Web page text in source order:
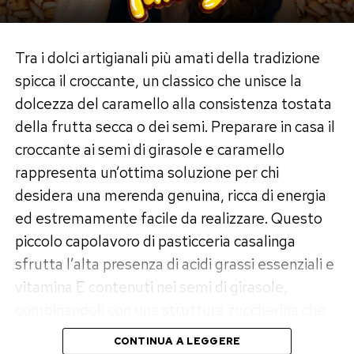
da chef, ma il successo visivo e gustativo è
assicurato.
Gli ingredienti per 4 persone
250 gdi formaggio Halloumi
Fette spesse di anguria (polpa soda e priva di semi)
Un mazzetto di foglie di menta fresca
Olio extravergine d’oliva q.b.
Spiedini di legno (lasciati in ammollo in acqua per
10 minuti per non farli bruciare)
Il procedimento passo dopo passo
l’Halloumi e la polpa dell’anguria a cubi della stessa
Tra i dolci artigianali più amati della tradizione
spicca il croccante, un classico che unisce la
dolcezza del caramello alla consistenza tostata
della frutta secca o dei semi. Preparare in casa il
croccante ai semi di girasole e caramello
rappresenta un’ottima soluzione per chi
desidera una merenda genuina, ricca di energia
ed estremamente facile da realizzare. Questo
piccolo capolavoro di pasticceria casalinga
sfrutta l’alta presenza di acidi grassi essenziali e
vitamina E contenuti nei semi di girasole,
regala una friabilità irresistibile a ogni morso.
CONTINUA A LEGGERE